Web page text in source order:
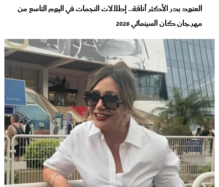
العنود بدر الأكثر أناقة.. إطلالات النجمات في اليوم التاسع من
مهرجان كان السينمائي 2026